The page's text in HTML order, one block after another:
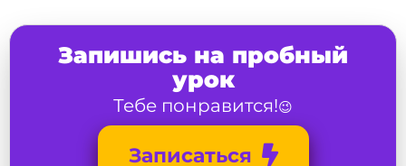
Запишись на пробный
урок
Тебе понравится!😉
Записаться